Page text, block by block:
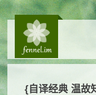
{自译经典 温故